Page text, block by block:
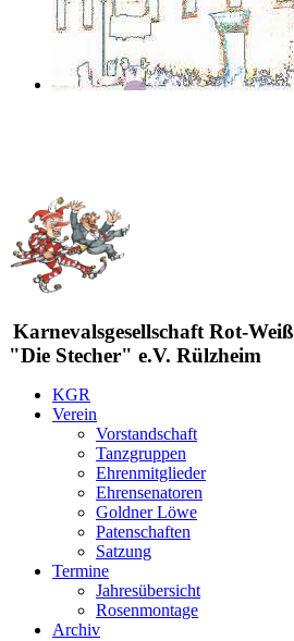
Karnevalsgesellschaft Rot-Weiß
"Die Stecher" e.V. Rülzheim
KGR
Verein
Vorstandschaft
Tanzgruppen
Ehrenmitglieder
Ehrensenatoren
Goldner Löwe
Patenschaften
Satzung
Termine
Jahresübersicht
Rosenmontage
Archiv